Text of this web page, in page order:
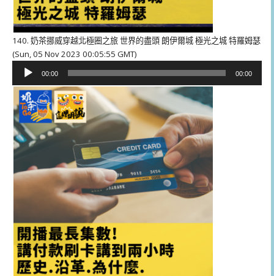
140. 奶茶挪威穿越北極圈之旅 世界的盡頭 朗伊爾城 極光之城 特羅姆瑟
(Sun, 05 Nov 2023 00:05:55 GMT)
播
放
器
00:00 00:00